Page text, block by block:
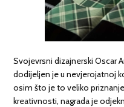
Svojevrsni dizajnerski Oscar
dodijeljen je u nevjerojatnoj
osim što je to veliko
kreativnosti, nagrada je